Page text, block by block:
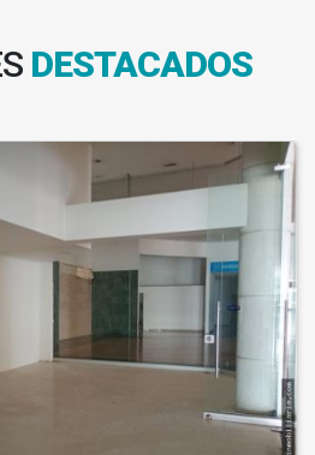
DESTACADOS